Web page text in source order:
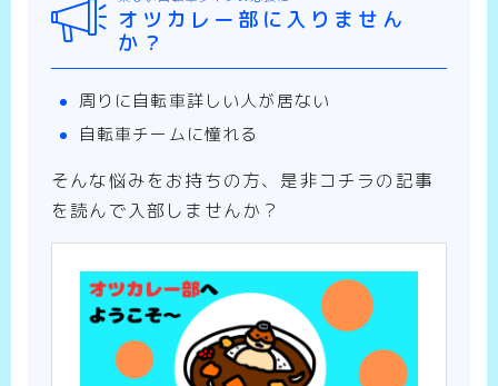
オツカレー部に入りません
か？
周りに自転車詳しい人が居ない
自転車チームに憧れる
そんな悩みをお持ちの方、是非コチラの記事
を読んで入部しませんか？